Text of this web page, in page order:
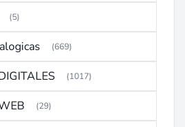
(5)
(669)
(1017)
(29)